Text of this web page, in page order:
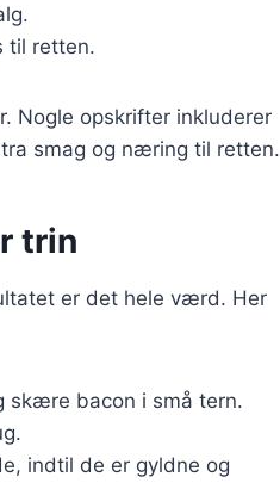
til retten.
Nogle opskrifter inkluderer
smag og næring til retten.
trin
er det hele værd. Her
skære bacon i små tern.
indtil de er gyldne og